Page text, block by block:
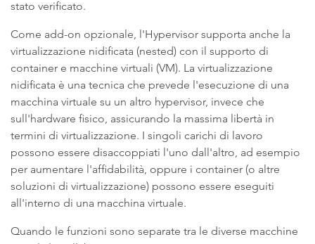
stato verificato.
Come add-on opzionale, l'Hypervisor supporta anche la
virtualizzazione nidificata (nested) con il supporto di
container e macchine virtuali (VM). La virtualizzazione
nidificata è una tecnica che prevede l'esecuzione di una
macchina virtuale su un altro hypervisor, invece che
sull'hardware fisico, assicurando la massima libertà in
termini di virtualizzazione. I singoli carichi di lavoro
possono essere disaccoppiati l'uno dall'altro, ad esempio
per aumentare l'affidabilità, oppure i container (o altre
soluzioni di virtualizzazione) possono essere eseguiti
all'interno di una macchina virtuale.
Quando le funzioni sono separate tra le diverse macchine